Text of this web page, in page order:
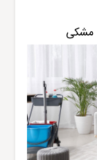
مشکی